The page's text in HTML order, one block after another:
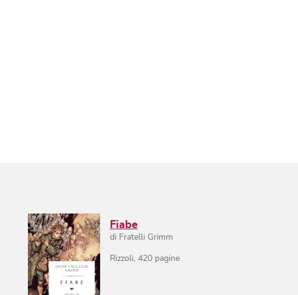
Fiabe
di Fratelli Grimm
Rizzoli, 420pagine